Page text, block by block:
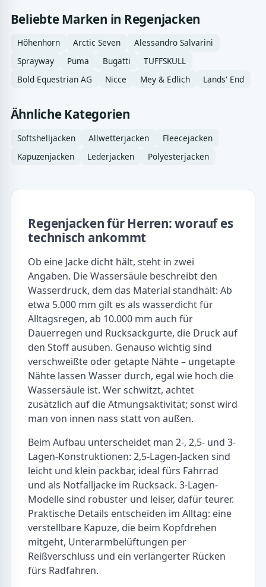
Beliebte Marken in Regenjacken
Höhenhorn Arctic Seven
Alessandro Salvarini
Sprayway
Puma Bugatti
TUFFSKULL
Bold Equestrian AG
Nicce Mey & Edlich Lands' End
Ähnliche Kategorien
Softshelljacken Allwetterjacken
Fleecejacken
Kapuzenjacken
Lederjacken Polyesterjacken
Regenjacken für Herren: worauf es
technisch ankommt
Ob eine Jacke dicht hält, steht in zwei
Angaben. Die Wassersäule beschreibt den
Wasserdruck, dem das Material standhält: Ab
etwa 5.000 mm gilt es als wasserdicht für
Alltagsregen, ab 10.000 mm auch für
Dauerregen und Rucksackgurte, die Druck auf
den Stoff ausüben. Genauso wichtig sind
verschweißte oder getapte Nähte – ungetapte
Nähte lassen Wasser durch, egal wie hoch die
Wassersäule ist. Wer schwitzt, achtet
zusätzlich auf die Atmungsaktivität; sonst wird
man von innen nass statt von außen.
Beim Aufbau unterscheidet man 2-, 2,5- und 3-
Lagen-Konstruktionen: 2,5-Lagen-Jacken sind
leicht und klein packbar, ideal fürs Fahrrad
und als Notfalljacke im Rucksack. 3-Lagen-
Modelle sind robuster und leiser, dafür teurer.
Praktische Details entscheiden im Alltag: eine
verstellbare Kapuze, die beim Kopfdrehen
mitgeht, Unterarmbelüftungen per
Reißverschluss und ein verlängerter Rücken
fürs Radfahren.